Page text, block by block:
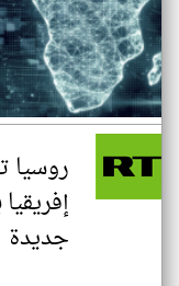
روسيا
جديدة